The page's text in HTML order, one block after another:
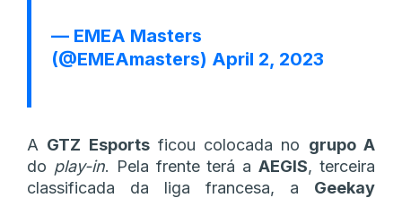
— EMEA Masters
(@EMEAmasters) April 2, 2023
A GTZ Esportsficou colocada no grupo A
do play-in. Pela frente terá aAEGIS, terceira
classificada da liga francesa, a Geekay